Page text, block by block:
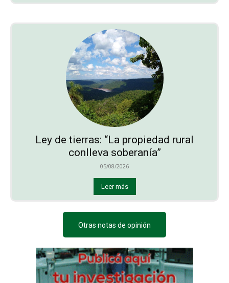
Ley de tierras: “La propiedad rural
conlleva soberanía”
05/08/2026
Leer más
Otras notas de opinión